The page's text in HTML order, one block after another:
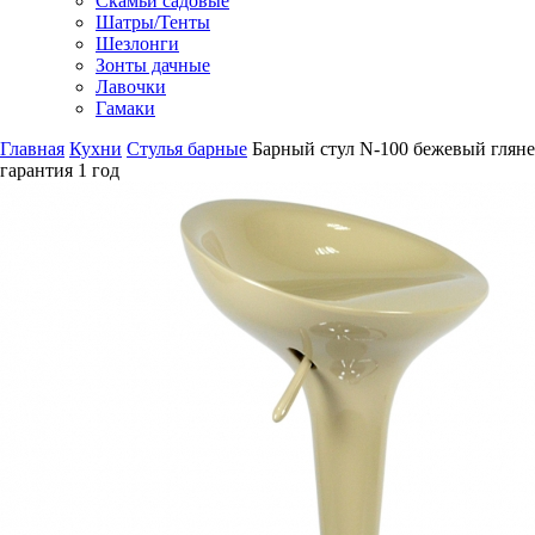
Шатры/Тенты
Шезлонги
Зонты дачные
Лавочки
Гамаки
Главная Кухни Стулья барные Барный стул N-100 бежевый
гарантия 1 год